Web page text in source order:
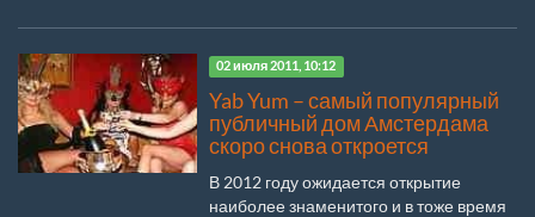
02 июля 2011, 10:12
Yab Yum – самый популярный
публичный дом Амстердама
скоро снова откроется
В 2012 году ожидается открытие
наиболее знаменитого и в тоже время